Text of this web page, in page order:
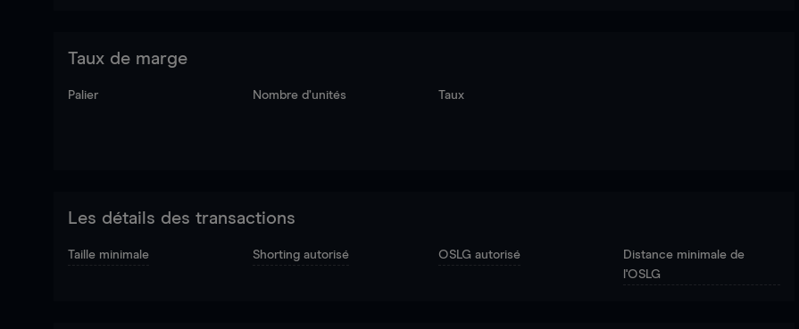
Taux de marge
Palier Nombre d’unités Taux
Les détails des transactions
Taille minimale Shorting autorisé OSLG autorisé
Distance minimale de
l'OSLG